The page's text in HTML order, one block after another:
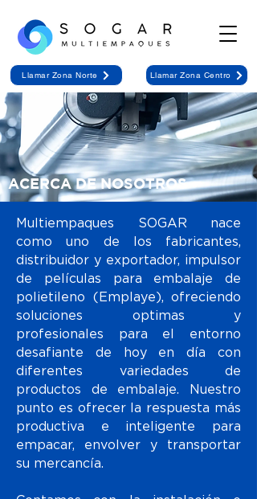
Llamar Zona Norte Llamar Zona Centro
ACERCA DE NOSOTROS
Multiempaques SOGAR nace
como uno de los fabricantes,
distribuidor y exportador, impulsor
de películas para embalaje de
polietileno (Emplaye), ofreciendo
soluciones optimas y
profesionales para el entorno
desafiante de hoy en día con
diferentes variedades de
productos de embalaje. Nuestro
punto es ofrecer la respuesta más
productiva e inteligente para
empacar, envolver y transportar
su mercancía.